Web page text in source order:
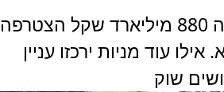
‏החברה ששווה 880 מיליארד שקל הצטרפה
עוד מניות ירכזו עניין
שוק